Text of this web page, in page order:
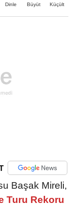
Dinle Büyüt Küçült
Başak Mireli,
Turu Rekoru